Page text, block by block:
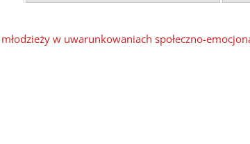
w uwarunkowaniach społeczno-